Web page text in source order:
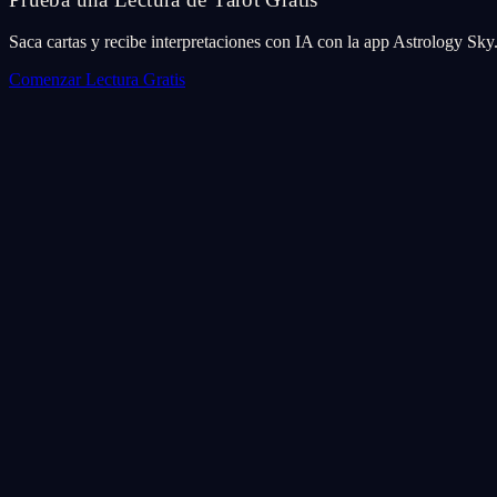
Saca cartas y recibe interpretaciones con IA con la app Astrology Sky.
Comenzar Lectura Gratis